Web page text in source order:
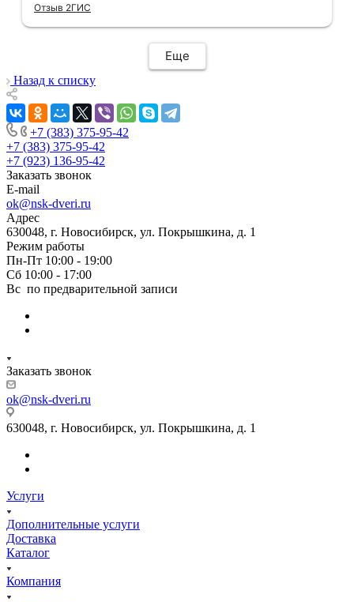
других местах ожидание было от 3 недель).
Хочется отметить скорость и
добросовестность данной компании.Через
час после покупки дверей у нас уже был
замерщик на кв,на следующий день
установили! Установщики сделали свою
работу очень аккуратно, после себя убрали
абсолютно всю строительную пыль и
оставили идеальный порядок.Спасибо вам!
Отзыв 2ГИС
Еще
Назад к списку
+7 (383) 375-95-42
+7 (383) 375-95-42
+7 (923) 136-95-42
Заказать звонок
E-mail
ok@nsk-dveri.ru
Адрес
630048, г. Новосибирск, ул. Покрышкина, д. 1
Режим работы
Пн-Пт 10:00 - 19:00
Сб 10:00 - 17:00
Вс по предварительной записи
Заказать звонок
ok@nsk-dveri.ru
630048, г. Новосибирск, ул. Покрышкина, д. 1
Услуги
Дополнительные услуги
Доставка
Каталог
Компания